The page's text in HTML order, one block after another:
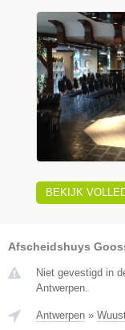
BEKIJK
Afscheidshuys
Niet gevestigd in
Antwerpen.
Antwerpen »